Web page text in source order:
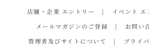
店舗・企業 エントリー
イベント エ
メールマガジンのご登録
お問い
管理者及びサイトについて
プライ